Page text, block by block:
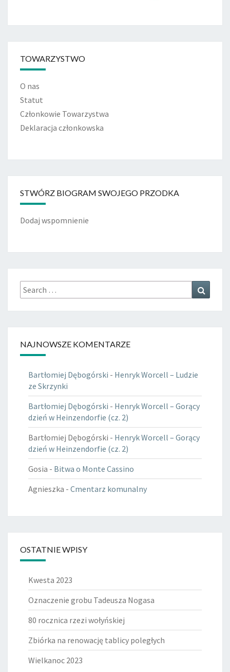
TOWARZYSTWO
O nas
Statut
Członkowie Towarzystwa
Deklaracja członkowska
STWÓRZ BIOGRAM SWOJEGO PRZODKA
Dodaj wspomnienie
Search
for:
NAJNOWSZE KOMENTARZE
Bartłomiej Dębogórski - Henryk Worcell – Ludzie
ze Skrzynki
Bartłomiej Dębogórski - Henryk Worcell – Gorący
dzień w Heinzendorfie (cz. 2)
Bartłomiej Dębogórski - Henryk Worcell – Gorący
dzień w Heinzendorfie (cz. 2)
Gosia - Bitwa o Monte Cassino
Agnieszka - Cmentarz komunalny
OSTATNIE WPISY
Kwesta 2023
Oznaczenie grobu Tadeusza Nogasa
80 rocznica rzezi wołyńskiej
Zbiórka na renowację tablicy poległych
Wielkanoc 2023